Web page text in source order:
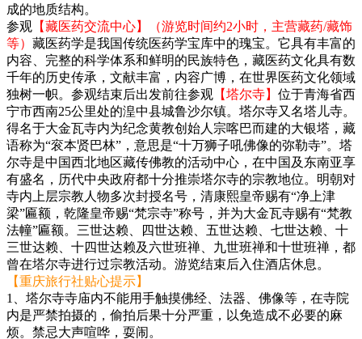
成的地质结构。
参观 【藏医药交流中心】（游览时间约2小时，主营藏药/藏饰
等） 藏医药学是我国传统医药学宝库中的瑰宝。它具有丰富的
内容、完整的科学体系和鲜明的民族特色，藏医药文化具有数
千年的历史传承，文献丰富，内容广博，在世界医药文化领域
独树一帜。参观结束后出发前往参观 【塔尔寺】 位于青海省西
宁市西南25公里处的湟中县城鲁沙尔镇。塔尔寺又名塔儿寺。
得名于大金瓦寺内为纪念黄教创始人宗喀巴而建的大银塔，藏
语称为“衮本贤巴林”，意思是“十万狮子吼佛像的弥勒寺”。塔
尔寺是中国西北地区藏传佛教的活动中心，在中国及东南亚享
有盛名，历代中央政府都十分推崇塔尔寺的宗教地位。明朝对
寺内上层宗教人物多次封授名号，清康熙皇帝赐有“净上津
梁”匾额，乾隆皇帝赐“梵宗寺”称号，并为大金瓦寺赐有“梵教
法幢”匾额。三世达赖、四世达赖、五世达赖、七世达赖、十
三世达赖、十四世达赖及六世班禅、九世班禅和十世班禅，都
曾在塔尔寺进行过宗教活动。游览结束后入住酒店休息。
【重庆旅行社贴心提示】
1、塔尔寺寺庙内不能用手触摸佛经、法器、佛像等，在寺院
内是严禁拍摄的，偷拍后果十分严重，以免造成不必要的麻
烦。禁忌大声喧哗，耍闹。